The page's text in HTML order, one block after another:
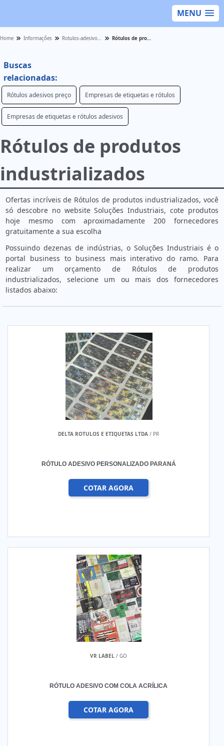
MENU
Home Informações Rotulos-adesivos - Categoria Rótulos de produtos industrializados
Buscas
relacionadas:
Rótulos adesivos preço Empresas de etiquetas e rótulos
Empresas de etiquetas e rótulos adesivos
Rótulos de produtos
industrializados
Ofertas incríveis de Rótulos de produtos industrializados, você
só descobre no website Soluções Industriais, cote produtos
hoje mesmo com aproximadamente 200 fornecedores
gratuitamente a sua escolha
Possuindo dezenas de indústrias, o Soluções Industriais é o
portal business to business mais interativo do ramo. Para
realizar um orçamento de Rótulos de produtos
industrializados, selecione um ou mais dos fornecedores
listados abaixo:
DELTA ROTULOS E ETIQUETAS LTDA / PR
RÓTULO ADESIVO PERSONALIZADO PARANÁ
COTAR AGORA
VR LABEL / GO
RÓTULO ADESIVO COM COLA ACRÍLICA
COTAR AGORA